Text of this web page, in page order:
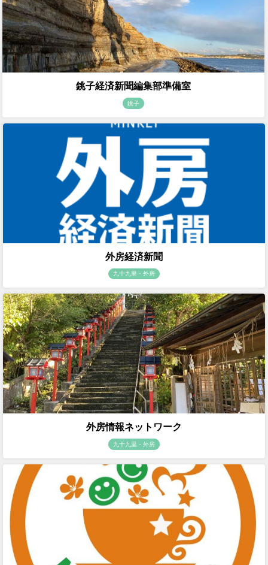
銚子経済新聞編集部準備室
銚子
外房経済新聞
九十九里・外房
外房情報ネットワーク
九十九里・外房